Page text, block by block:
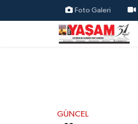
Foto Galeri
GÜNCEL